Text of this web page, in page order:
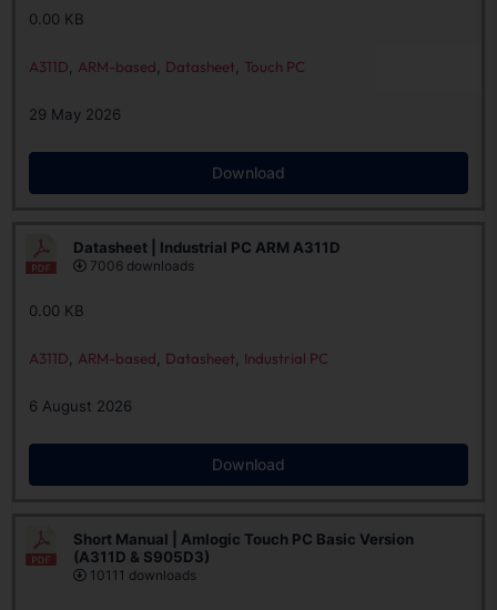
0.00 KB
A311D ARM-based Datasheet Touch PC
29 May 2026
Download
Datasheet | Industrial PC ARM A311D
7006 downloads
0.00 KB
A311D ARM-based Datasheet Industrial PC
6 August 2026
Download
Short Manual | Amlogic Touch PC Basic Version
(A311D & S905D3)
10111 downloads